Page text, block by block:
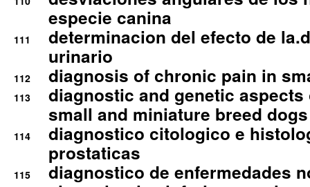
especie canina
111
determinacion del efecto de
urinario
112 diagnosis of chronic pain in
113
diagnostic and genetic
small and miniature breed
114
diagnostico citologico e
prostaticas
115
diagnostico de enfermedades